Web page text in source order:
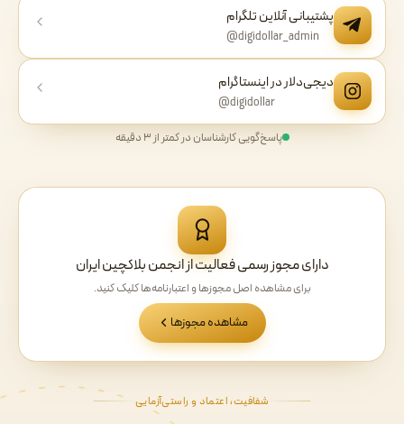
پشتیبانی آنلاین تلگرام
@digidollar_admin
دیجی‌دلار در اینستاگرام
@digidollar
پاسخ‌گویی کارشناسان در کمتر از ۳ دقیقه
دارای مجوز رسمی فعالیت از انجمن بلاکچین ایران
برای مشاهده اصل مجوزها و اعتبارنامه‌ها کلیک کنید.
مشاهده مجوزها
شفافیت، اعتماد و راستی‌آزمایی